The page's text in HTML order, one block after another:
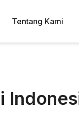
Tentang Kami